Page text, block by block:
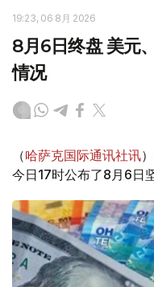
19:23, 06 8月 2026
8月6日终盘 美元
情况
（哈萨克国际通讯社讯
今日17时公布了8月6日